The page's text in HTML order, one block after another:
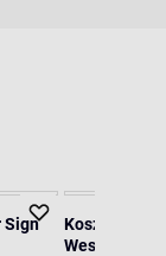
Sign
Koszula
Western